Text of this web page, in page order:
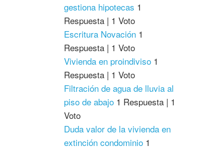
gestiona hipotecas 1
Respuesta | 1 Voto
Escritura Novación 1
Respuesta | 1 Voto
Vivienda en proindiviso 1
Respuesta | 1 Voto
Filtración de agua de lluvia al
piso de abajo 1 Respuesta | 1
Voto
Duda valor de la vivienda en
extinción condominio 1